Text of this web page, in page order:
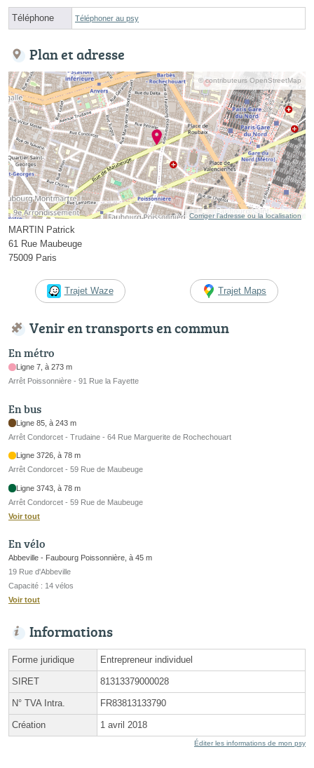
Téléphone Téléphoner au psy
Plan et adresse
© contributeurs OpenStreetMap
Corriger l’adresse ou la localisation
MARTIN Patrick
61 Rue Maubeuge
75009 Paris
Trajet Waze Trajet Maps
Venir en transports en commun
En métro
Ligne 7, à 273 m
Arrêt Poissonnière - 91 Rue la Fayette
En bus
Ligne 85, à 243 m
Arrêt Condorcet - Trudaine - 64 Rue Marguerite de Rochechouart
Ligne 3726, à 78 m
Arrêt Condorcet - 59 Rue de Maubeuge
Ligne 3743, à 78 m
Arrêt Condorcet - 59 Rue de Maubeuge
Voir tout
En vélo
Abbeville - Faubourg Poissonnière, à 45 m
19 Rue d'Abbeville
Capacité : 14 vélos
Voir tout
Informations
Forme juridique Entrepreneur individuel
SIRET 81313379000028
N° TVA Intra. FR83813133790
Création 1 avril 2018
Éditer les informations de mon psy